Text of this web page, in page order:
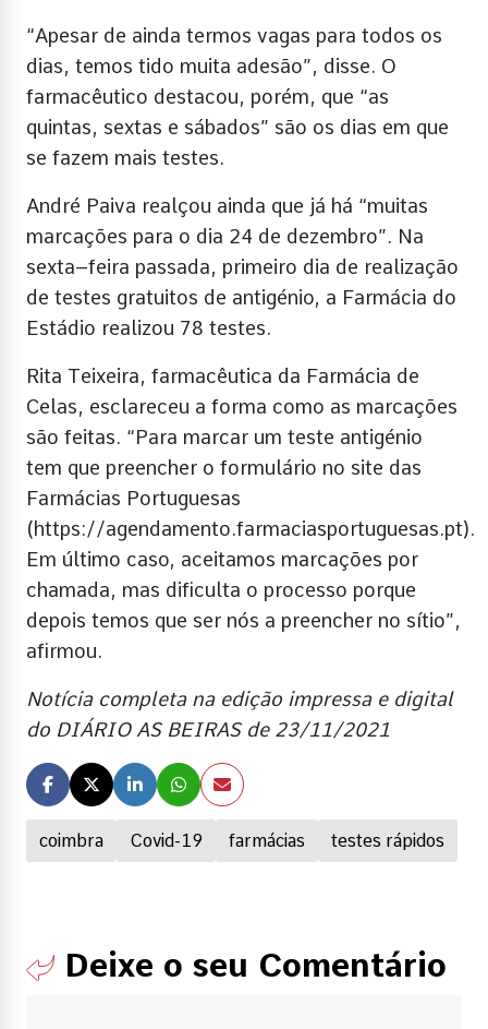
coimbra Covid-19 farmácias testes rápidos
“Apesar de ainda termos vagas para todos os
dias, temos tido muita adesão”, disse. O
farmacêutico destacou, porém, que “as
quintas, sextas e sábados” são os dias em que
se fazem mais testes.
André Paiva realçou ainda que já há “muitas
marcações para o dia 24 de dezembro”. Na
sexta–feira passada, primeiro dia de realização
de testes gratuitos de antigénio, a Farmácia do
Estádio realizou 78 testes.
Rita Teixeira, farmacêutica da Farmácia de
Celas, esclareceu a forma como as marcações
são feitas. “Para marcar um teste antigénio
tem que preencher o formulário no site das
Farmácias Portuguesas
(https://agendamento.farmaciasportuguesas.pt).
Em último caso, aceitamos marcações por
chamada, mas dificulta o processo porque
depois temos que ser nós a preencher no sítio”,
afirmou.
Notícia completa na edição impressa e digital
do DIÁRIO AS BEIRAS de 23/11/2021
Deixe o seu Comentário